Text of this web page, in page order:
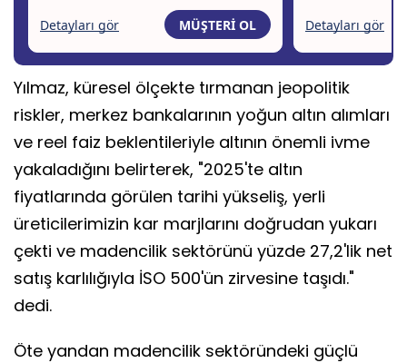
Yılmaz, küresel ölçekte tırmanan jeopolitik
riskler, merkez bankalarının yoğun altın alımları
ve reel faiz beklentileriyle altının önemli ivme
yakaladığını belirterek, "2025'te altın
fiyatlarında görülen tarihi yükseliş, yerli
üreticilerimizin kar marjlarını doğrudan yukarı
çekti ve madencilik sektörünü yüzde 27,2'lik net
satış karlılığıyla İSO 500'ün zirvesine taşıdı."
dedi.
Öte yandan madencilik sektöründeki güçlü